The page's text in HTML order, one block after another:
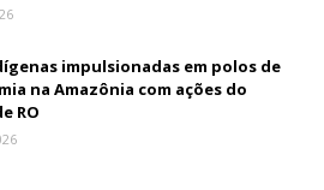
impulsionadas em polos de
na Amazônia com ações do
RO